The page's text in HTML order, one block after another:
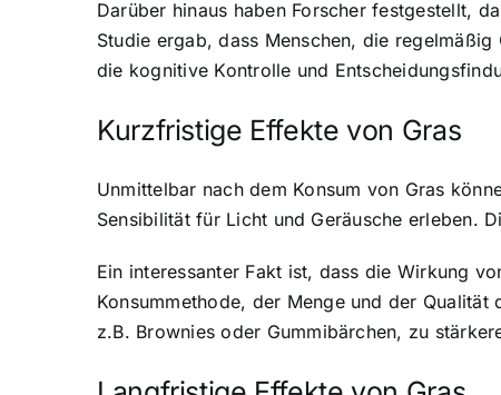
Darüber hinaus haben Forscher festgestellt,
Studie ergab, dass Menschen, die
die kognitive Kontrolle und
Kurzfristige Effekte von Gras
Unmittelbar nach dem Konsum von Gras
Sensibilität für Licht und Geräusche erleben.
Ein interessanter Fakt ist, dass die Wirkung
Konsummethode, der Menge und der
z.B. Brownies oder Gummibärchen, zu